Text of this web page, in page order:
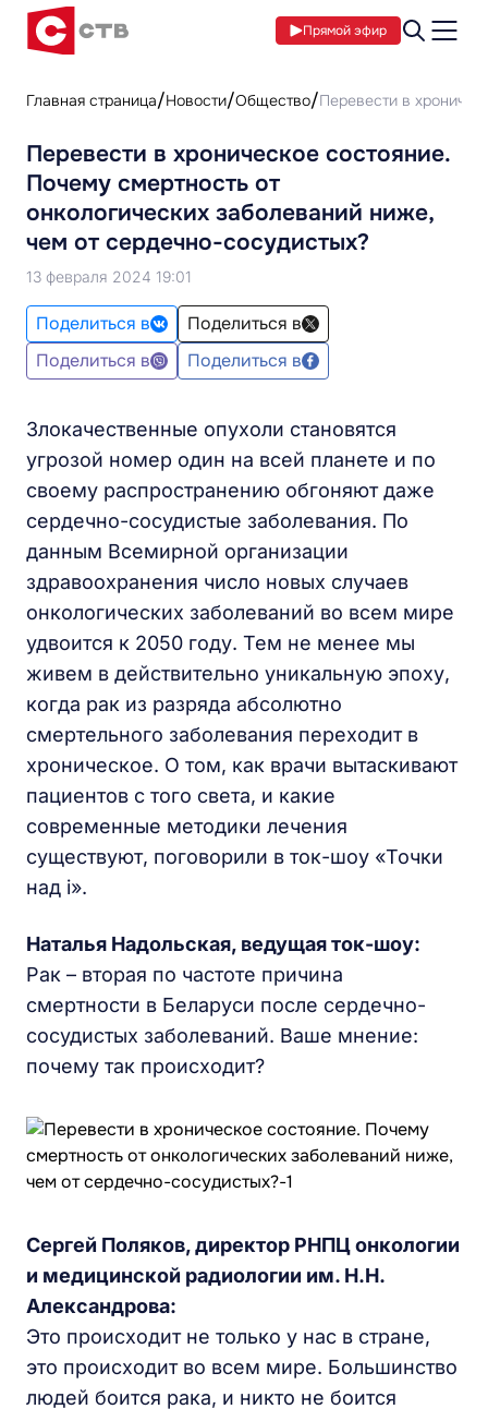
Прямой эфир
Главная страница Новости Общество Перевести в
Перевести в хроническое состояние.
Почему смертность от
онкологических заболеваний ниже,
чем от сердечно-сосудистых?
13 февраля 2024 19:01
Поделиться в
Поделиться в
Поделиться в
Поделиться в
Злокачественные опухоли становятся
угрозой номер один на всей планете и по
своему распространению обгоняют даже
сердечно-сосудистые заболевания. По
данным Всемирной организации
здравоохранения число новых случаев
онкологических заболеваний во всем мире
удвоится к 2050 году. Тем не менее мы
живем в действительно уникальную эпоху,
когда рак из разряда абсолютно
смертельного заболевания переходит в
хроническое. О том, как врачи вытаскивают
пациентов с того света, и какие
современные методики лечения
существуют, поговорили в ток-шоу «Точки
над i».
Наталья Надольская, ведущая ток-шоу:
Рак – вторая по частоте причина
смертности в Беларуси после сердечно-
сосудистых заболеваний. Ваше мнение:
почему так происходит?
Сергей Поляков, директор РНПЦ онкологии
и медицинской радиологии им. Н.Н.
Александрова:
Это происходит не только у нас в стране,
это происходит во всем мире. Большинство
людей боится рака, и никто не боится